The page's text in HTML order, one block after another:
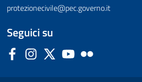
protezionecivile@pec.governo.it
Seguici su
FacebookInstagram
Twitter YouTube